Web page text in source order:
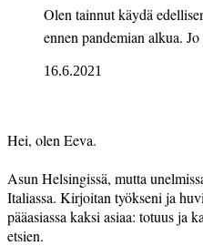
Olen tainnut käydä
ennen pandemian alkua.
16.6.2021
Hei, olen Eeva.
Asun Helsingissä, mutta
Italiassa. Kirjoitan työkseni ja
pääasiassa kaksi asiaa: totuus ja
etsien.